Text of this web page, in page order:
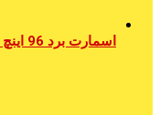
اسمارت برد 96 اینچ